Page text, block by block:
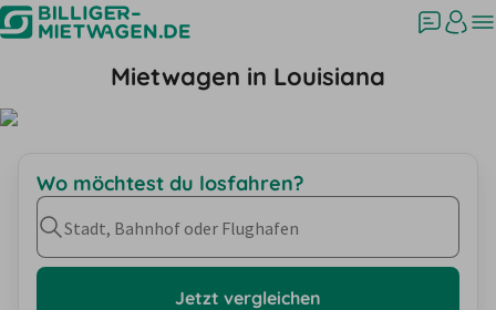
Mietwagen in Louisiana
Wo möchtest du losfahren?
Stadt, Bahnhof oder Flughafen
Jetzt vergleichen